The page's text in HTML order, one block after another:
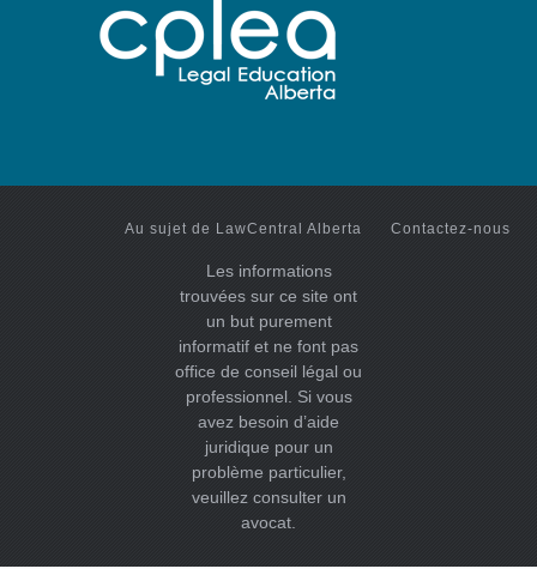
Au sujet de LawCentral Alberta Contactez-nous
Les informations
trouvées sur ce site ont
un but purement
informatif et ne font pas
office de conseil légal ou
professionnel. Si vous
avez besoin d’aide
juridique pour un
problème particulier,
veuillez consulter un
avocat.